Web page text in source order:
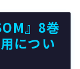
』8巻
につい